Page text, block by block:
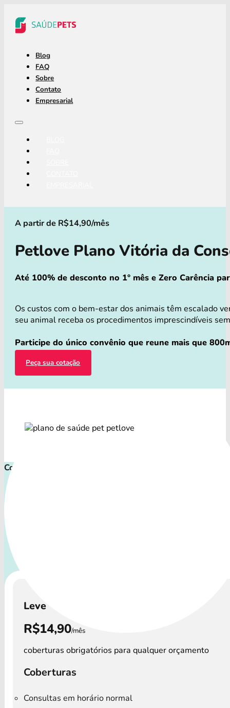
Blog
FAQ
Sobre
Contato
Empresarial
A partir de R$14,90/mês
Petlove Plano Vitória da
Até 100% de desconto no 1° mês e Zero Carência
Os custos com o bem-estar dos animais têm escalado
seu animal receba os procedimentos imprescindíveis
Participe do único convênio que reune mais que
Peça sua cotação
Comece proteger ainda hoje!
Com uma variedade de procedimentos, o Petlove Plano
Leve
R$14,90/mês
coberturas obrigatórios para qualquer orçamento
Coberturas
Consultas em horário normal